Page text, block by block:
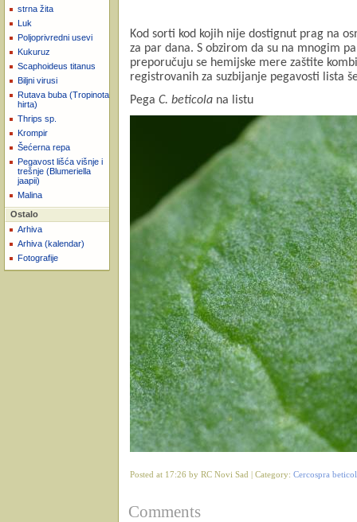
strna žita
Luk
Poljoprivredni usevi
Kukuruz
Scaphoideus titanus
Biljni virusi
Rutava buba (Tropinota
hirta)
Thrips sp.
Krompir
Šećerna repa
Pegavost lišća višnje i
trešnje (Blumeriella
jaapii)
Malina
Ostalo
Arhiva
Arhiva (kalendar)
Fotografije
Kod sorti kod kojih nije dostignut prag na
za par dana. S obzirom da su na mnogim
preporučuju se hemijske mere zaštite
registrovanih za suzbijanje pegavosti lista
Pega C. beticola na listu
Posted at 17:26 by RC Novi Sad | Category: Cercospra
Comments